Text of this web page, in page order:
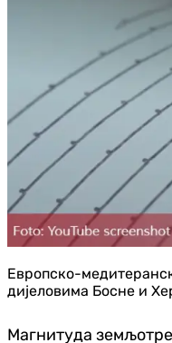
Европско-
дијеловима Босне и
Магнитуда